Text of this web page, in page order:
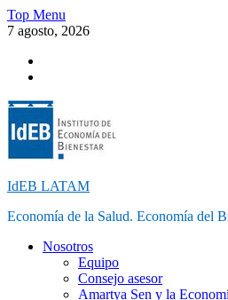
Skip
to
Top Menu
7 agosto, 2026
IdEB LATAM
Economía de la Salud. Economía del
Nosotros
Equipo
Consejo asesor
Amartya Sen y la